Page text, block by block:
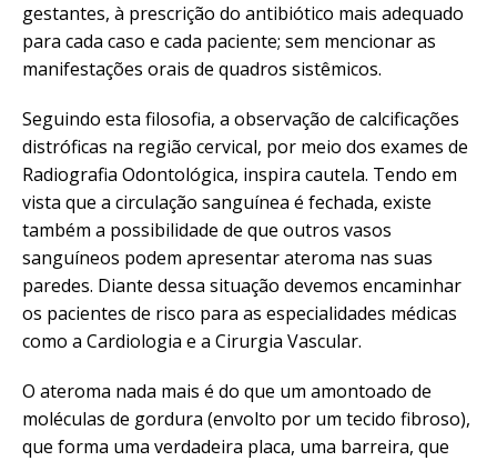
gestantes, à prescrição do antibiótico mais adequado
para cada caso e cada paciente; sem mencionar as
manifestações orais de quadros sistêmicos.
Seguindo esta filosofia, a observação de calcificações
distróficas na região cervical, por meio dos exames de
Radiografia Odontológica, inspira cautela. Tendo em
vista que a circulação sanguínea é fechada, existe
também a possibilidade de que outros vasos
sanguíneos podem apresentar ateroma nas suas
paredes. Diante dessa situação devemos encaminhar
os pacientes de risco para as especialidades médicas
como a Cardiologia e a Cirurgia Vascular.
O ateroma nada mais é do que um amontoado de
moléculas de gordura (envolto por um tecido fibroso),
que forma uma verdadeira placa, uma barreira, que